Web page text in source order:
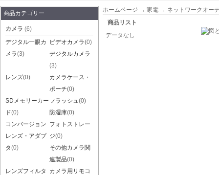
商品カテゴリー
カメラ (6)
デジタル一眼カ
メラ(3)
ビデオカメラ(0)
デジタルカメラ
(3)
レンズ(0)
カメラケース・
ポーチ(0)
SDメモリーカー
ド(0)
フラッシュ(0)
防湿庫(0)
コンバージョン
レンズ・アダプ
タ(0)
フォトストレー
ジ(0)
その他カメラ関
連製品(0)
レンズフィルタ
カメラ用リモコ
ホームページ → 家電 → ネットワークオー
商品リスト
データなし